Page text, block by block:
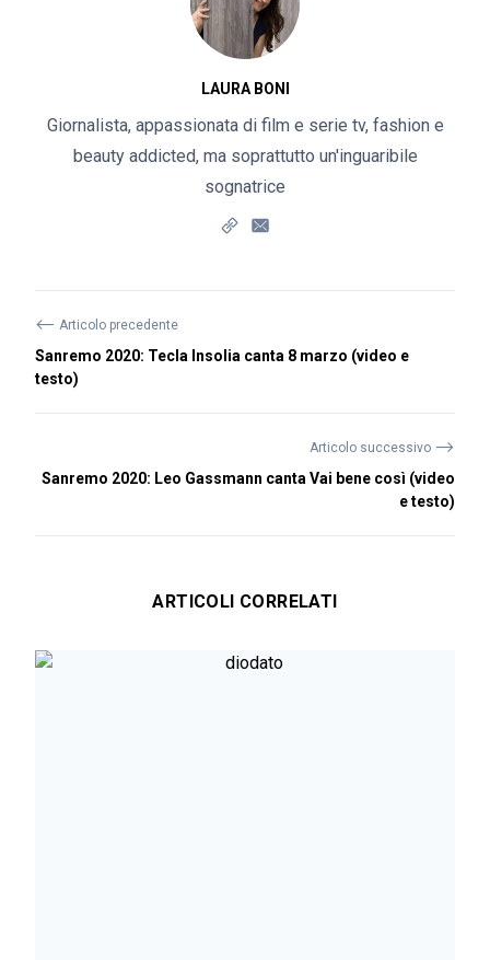
LAURA BONI
Giornalista, appassionata di film e serie tv, fashion e
beauty addicted, ma soprattutto un'inguaribile
sognatrice
⟵ Articolo precedente
Sanremo 2020: Tecla Insolia canta 8 marzo (video e
testo)
Articolo successivo ⟶
Sanremo 2020: Leo Gassmann canta Vai bene così (video
e testo)
ARTICOLI CORRELATI